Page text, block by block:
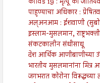
पाहुण्याचा अधिकार :
अल्अनआम : ईशवाणी
इस्लाम-मुसलमान, राष्ट्रभक्ती
संकटकालीन संधीसाधू
देश आर्थिक आणीबाणीच्या
भारतीय मुसलमानांना मित्र
जगभरात कोरोना